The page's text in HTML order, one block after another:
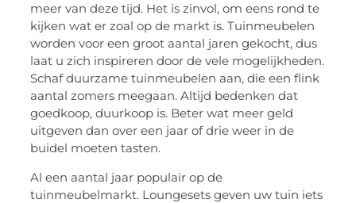
meer van deze tijd. Het is zinvol, om eens rond te
kijken wat er zoal op de markt is. Tuinmeubelen
worden voor een groot aantal jaren gekocht, dus
laat u zich inspireren door de vele mogelijkheden.
Schaf duurzame tuinmeubelen aan, die een flink
aantal zomers meegaan. Altijd bedenken dat
goedkoop, duurkoop is. Beter wat meer geld
uitgeven dan over een jaar of drie weer in de
buidel moeten tasten.
Al een aantal jaar populair op de
tuinmeubelmarkt. Loungesets geven uw tuin iets